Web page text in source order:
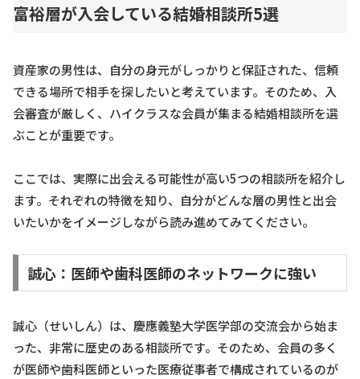
富裕層が入会している結婚相談所5選
資産家の男性は、自分の身元がしっかりと保証された、信頼
できる場所で相手を探したいと考えています。そのため、入
会審査が厳しく、ハイクラスな会員が集まる結婚相談所を選
ぶことが重要です。
ここでは、実際に出会える可能性が高い5つの相談所を紹介し
ます。それぞれの特徴を知り、自分がどんな層の男性と出会
いたいかをイメージしながら読み進めてみてください。
誠心：医師や歯科医師のネットワークに強い
誠心（せいしん）は、慶應義塾大学医学部の交流会から始ま
った、非常に歴史のある相談所です。そのため、会員の多く
が医師や歯科医師といった医療従事者で構成されているのが